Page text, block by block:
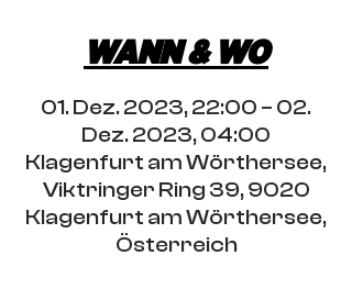
WANN & WO
01. Dez. 2023, 22:00 – 02.
Dez. 2023, 04:00
Klagenfurt am Wörthersee,
Viktringer Ring 39, 9020
Klagenfurt am Wörthersee,
Österreich